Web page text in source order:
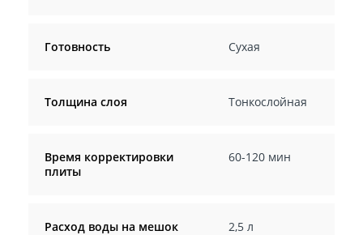
Готовность Сухая
Толщина слоя Тонкослойная
Время корректировки
плиты
60-120 мин
Расход воды на мешок 2,5 л